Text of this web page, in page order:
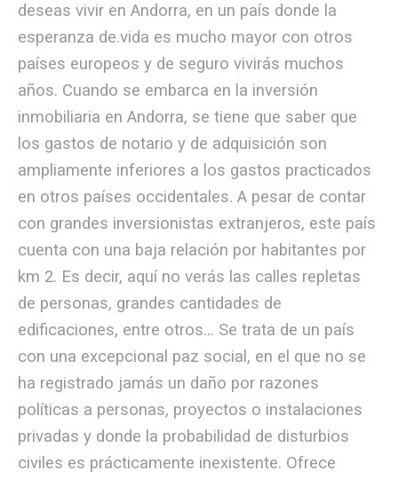
deseas vivir en Andorra, en un país donde la
esperanza de.vida es mucho mayor con otros
países europeos y de seguro vivirás muchos
años. Cuando se embarca en la inversión
inmobiliaria en Andorra, se tiene que saber que
los gastos de notario y de adquisición son
ampliamente inferiores a los gastos practicados
en otros países occidentales. A pesar de contar
con grandes inversionistas extranjeros, este país
cuenta con una baja relación por habitantes por
km 2. Es decir, aquí no verás las calles repletas
de personas, grandes cantidades de
edificaciones, entre otros… Se trata de un país
con una excepcional paz social, en el que no se
ha registrado jamás un daño por razones
políticas a personas, proyectos o instalaciones
privadas y donde la probabilidad de disturbios
civiles es prácticamente inexistente. Ofrece